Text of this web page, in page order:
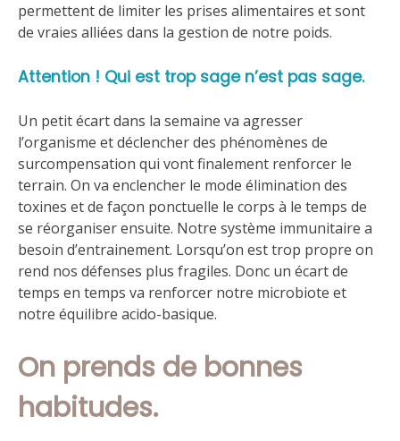
permettent de limiter les prises alimentaires et sont
de vraies alliées dans la gestion de notre poids.
Attention ! Qui est trop sage n’est pas sage.
Un petit écart dans la semaine va agresser
l’organisme et déclencher des phénomènes de
surcompensation qui vont finalement renforcer le
terrain. On va enclencher le mode élimination des
toxines et de façon ponctuelle le corps à le temps de
se réorganiser ensuite. Notre système immunitaire a
besoin d’entrainement. Lorsqu’on est trop propre on
rend nos défenses plus fragiles. Donc un écart de
temps en temps va renforcer notre microbiote et
notre équilibre acido-basique.
On prends de bonnes
habitudes.